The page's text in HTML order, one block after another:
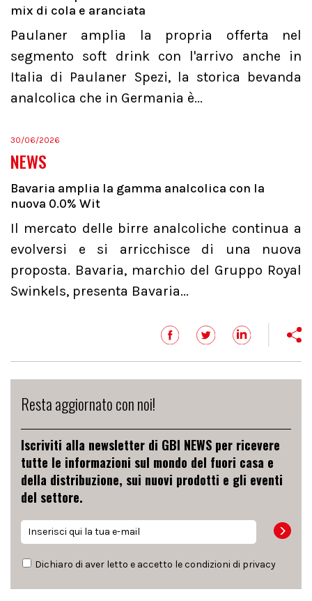
mix di cola e aranciata
Paulaner amplia la propria offerta nel
segmento soft drink con l'arrivo anche in
Italia di Paulaner Spezi, la storica bevanda
analcolica che in Germania è...
30/06/2026
NEWS
Bavaria amplia la gamma analcolica con la
nuova 0.0% Wit
Il mercato delle birre analcoliche continua a
evolversi e si arricchisce di una nuova
proposta. Bavaria, marchio del Gruppo Royal
Swinkels, presenta Bavaria...
Resta aggiornato con noi!
Iscriviti alla newsletter di GBI NEWS per ricevere
tutte le informazioni sul mondo del fuori casa e
della distribuzione, sui nuovi prodotti e gli eventi
del settore.
Dichiaro di aver letto e accetto le condizioni di privacy